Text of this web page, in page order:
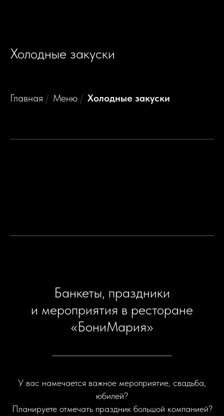
Холодные закуски
Главная / Меню / Холодные закуски
Банкеты, праздники
и мероприятия в ресторане
«БониМария»
У вас намечается важное мероприятие, свадьба,
юбилей?
Планируете отмечать праздник большой компанией?